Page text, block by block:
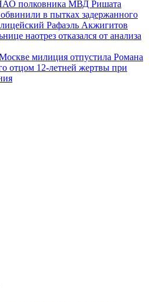
полковника МВД Ришата
в пытках задержанного
Рафаэль Акжигитов
наотрез отказался от анализа
милиция отпустила Романа
отцом 12-летней жертвы при